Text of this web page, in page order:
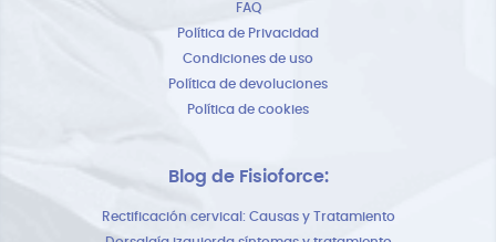
FAQ
Política de Privacidad
Condiciones de uso
Política de devoluciones
Política de cookies
Blog de Fisioforce:
Rectificación cervical: Causas y Tratamiento